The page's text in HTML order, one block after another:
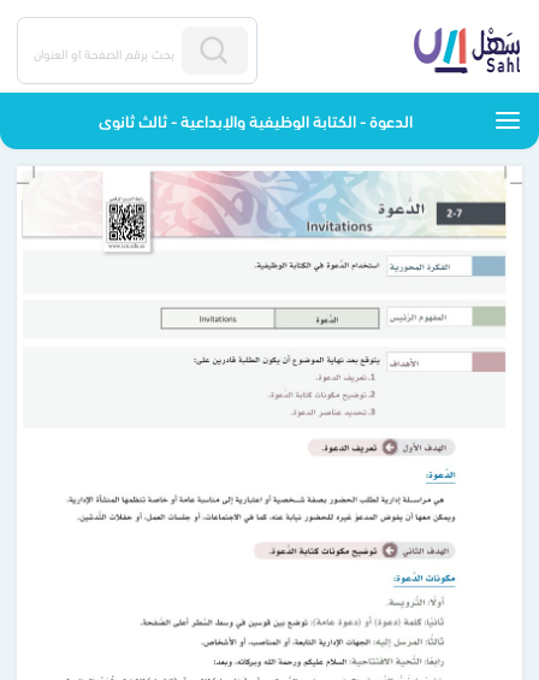
الدعوة - الكتابة الوظيفية والإبداعية - ثالث ثانوي